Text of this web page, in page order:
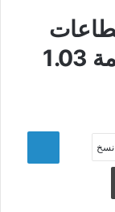
المتداولة فى البورصة بقيمة 1.03
LinkedIn